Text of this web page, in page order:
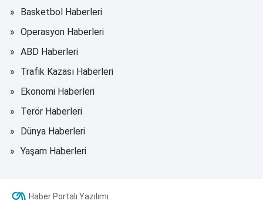
Basketbol Haberleri
Operasyon Haberleri
ABD Haberleri
Trafik Kazası Haberleri
Ekonomi Haberleri
Terör Haberleri
Dünya Haberleri
Yaşam Haberleri
Haber Portalı Yazılımı